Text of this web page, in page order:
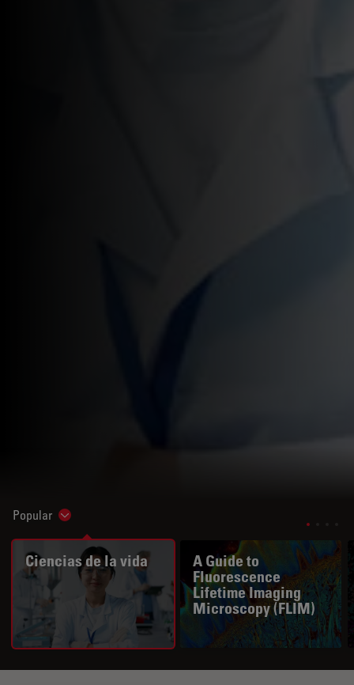
Popular Show subnavigation
Ciencias de la vida
A Guide to
Fluorescence
Lifetime Imaging
Microscopy (FLIM)